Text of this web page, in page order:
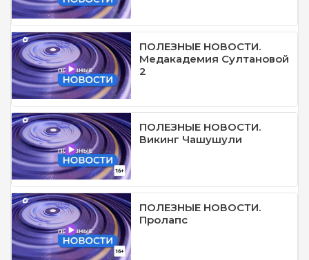
ПОЛЕЗНЫЕ НОВОСТИ.
Медакадемия Султановой
2
ПОЛЕЗНЫЕ НОВОСТИ.
Викинг Чашушули
ПОЛЕЗНЫЕ НОВОСТИ.
Пролапс